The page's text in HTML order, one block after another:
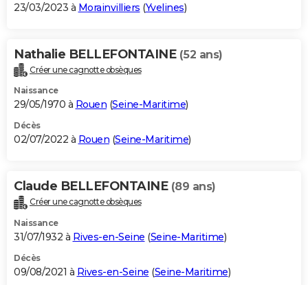
23/03/2023 à Morainvilliers (Yvelines)
Nathalie BELLEFONTAINE (52 ans)
Créer une cagnotte obsèques
Naissance
29/05/1970 à Rouen (Seine-Maritime)
Décès
02/07/2022 à Rouen (Seine-Maritime)
Claude BELLEFONTAINE (89 ans)
Créer une cagnotte obsèques
Naissance
31/07/1932 à Rives-en-Seine (Seine-Maritime)
Décès
09/08/2021 à Rives-en-Seine (Seine-Maritime)